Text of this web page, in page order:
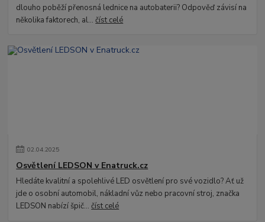
dlouho poběží přenosná lednice na autobaterii? Odpověď závisí na
několika faktorech, al...číst celé
02.04.2025
Osvětlení LEDSON v Enatruck.cz
Hledáte kvalitní a spolehlivé LED osvětlení pro své vozidlo? Ať už
jde o osobní automobil, nákladní vůz nebo pracovní stroj, značka
LEDSON nabízí špič...číst celé